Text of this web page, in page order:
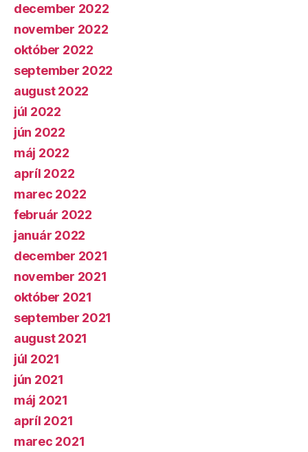
december 2022
november 2022
október 2022
september 2022
august 2022
júl 2022
jún 2022
máj 2022
apríl 2022
marec 2022
február 2022
január 2022
december 2021
november 2021
október 2021
september 2021
august 2021
júl 2021
jún 2021
máj 2021
apríl 2021
marec 2021